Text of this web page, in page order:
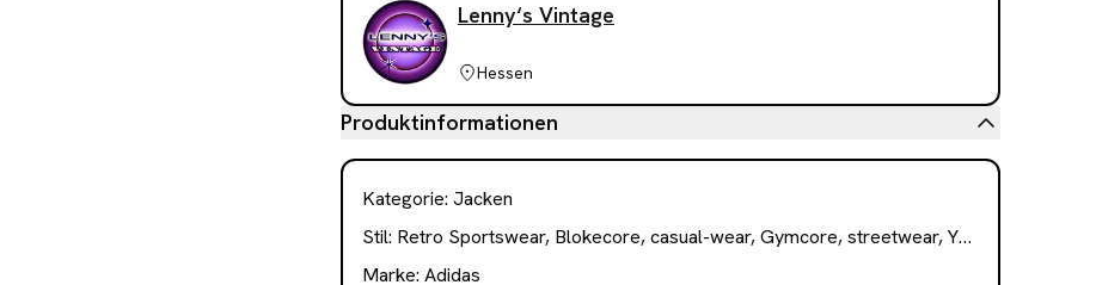
Lenny‘s Vintage
Hessen
Produktinformationen
Kategorie: Jacken
Stil: Retro Sportswear, Blokecore, casual-wear, Gymcore, streetwear, Y2K
Marke: Adidas